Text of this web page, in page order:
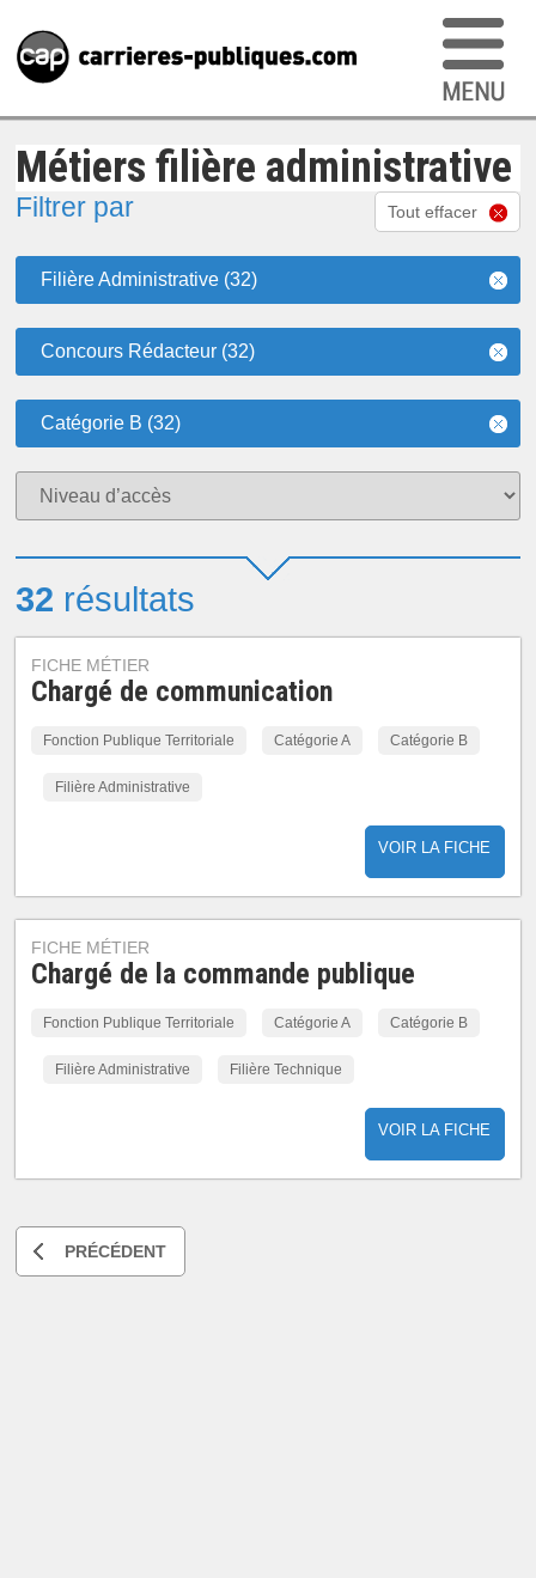
Métiers filière administrative
Filtrer par Tout effacer
Filière Administrative (32)
Concours Rédacteur (32)
Catégorie B (32)
32 résultats
FICHE MÉTIER
Chargé de communication
Fonction Publique Territoriale Catégorie A Catégorie B
Filière Administrative
VOIR LA FICHE
FICHE MÉTIER
Chargé de la commande publique
Fonction Publique Territoriale Catégorie A Catégorie B
Filière Administrative Filière Technique
VOIR LA FICHE
PRÉCÉDENT